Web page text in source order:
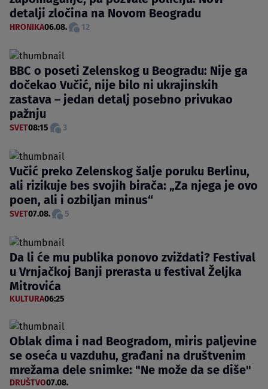
detalji zločina na Novom Beogradu
HRONIKA06.08. 12
BBC o poseti Zelenskog u Beogradu: Nije ga
dočekao Vučić, nije bilo ni ukrajinskih
zastava – jedan detalj posebno privukao
pažnju
SVET08:15 3
Vučić preko Zelenskog šalje poruku Berlinu,
ali rizikuje bes svojih birača: „Za njega je ovo
poen, ali i ozbiljan minus“
SVET07.08. 5
Da li će mu publika ponovo zviždati? Festival
u Vrnjačkoj Banji prerasta u festival Željka
Mitrovića
KULTURA06:25
Oblak dima i nad Beogradom, miris paljevine
se oseća u vazduhu, građani na društvenim
mrežama dele snimke: "Ne može da se diše"
DRUŠTVO07.08.